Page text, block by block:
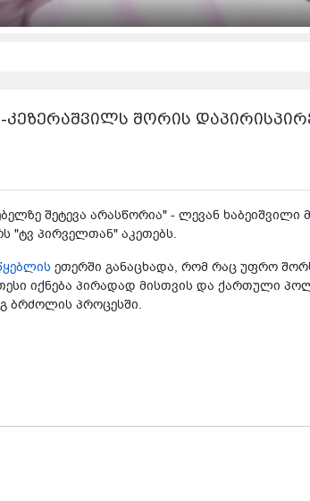
შორის
შეტევა არასწორია" - ლევან
"ტვ პირველთან" აკეთებს.
ეთერში განაცხადა, რომ რაც უფრო
იქნება პირადად მისთვის და ქართული
ბრძოლის პროცესში.